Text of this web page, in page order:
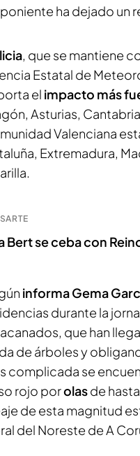
ha dejado un
, que se mantiene
Estatal de
el impacto más
Asturias,
Valenciana
Extremadura,
Bert se ceba con
informa Gema
durante la
que han
de árboles y
complicada se
rojo porolasde hasta
de esta magnitud
del Noreste de A